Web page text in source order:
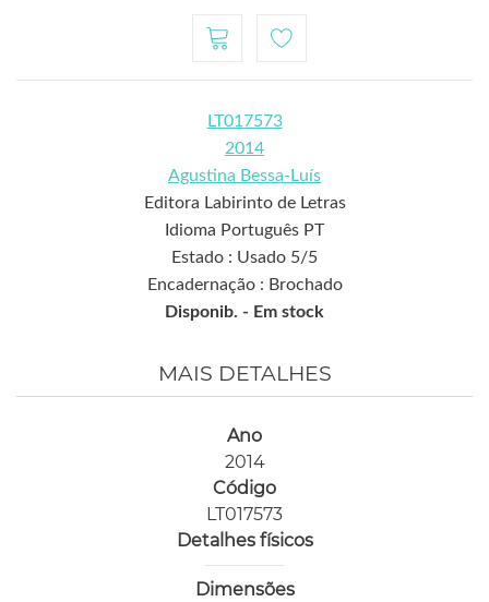
LT017573
2014
Agustina Bessa-Luís
Editora Labirinto de Letras
Idioma Português PT
Estado : Usado 5/5
Encadernação : Brochado
Disponib. - Em stock
MAIS DETALHES
Ano
2014
Código
LT017573
Detalhes físicos
Dimensões